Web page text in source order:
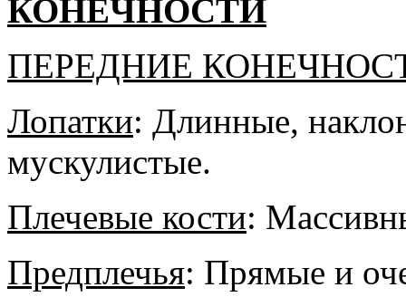
КОНЕЧНОСТИ
ПЕРЕДНИЕ
Лопатки: Длинные,
мускулистые.
Плечевые кости:
Предплечья: Прямые и